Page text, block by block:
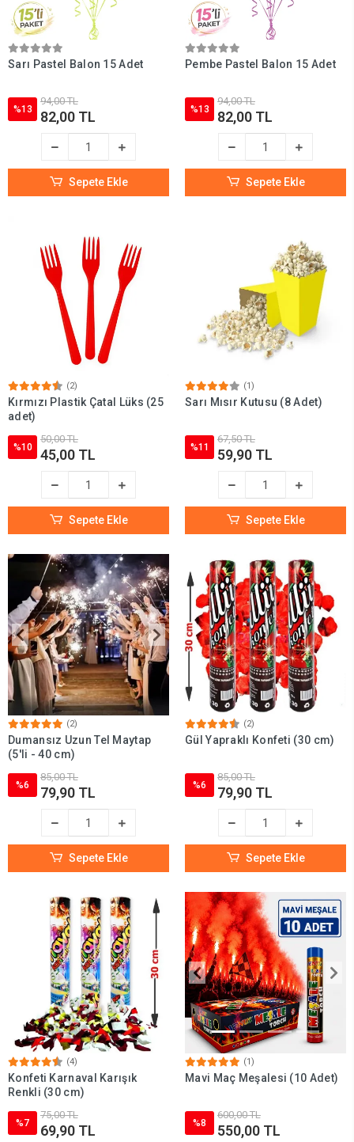
Sarı Pastel Balon 15 Adet
%13
94,00 TL
82,00 TL
Sepete Ekle
Pembe Pastel Balon 15 Adet
%13
94,00 TL
82,00 TL
Sepete Ekle
(2)
Kırmızı Plastik Çatal Lüks (25
adet)
%10
50,00 TL
45,00 TL
Sepete Ekle
(1)
Sarı Mısır Kutusu (8 Adet)
%11
67,50 TL
59,90 TL
Sepete Ekle
(2)
Dumansız Uzun Tel Maytap
(5'li - 40 cm)
%6
85,00 TL
79,90 TL
Sepete Ekle
(2)
Gül Yapraklı Konfeti (30 cm)
%6
85,00 TL
79,90 TL
Sepete Ekle
(4)
Konfeti Karnaval Karışık
Renkli (30 cm)
%7
75,00 TL
69,90 TL
(1)
Mavi Maç Meşalesi (10 Adet)
%8
600,00 TL
550,00 TL